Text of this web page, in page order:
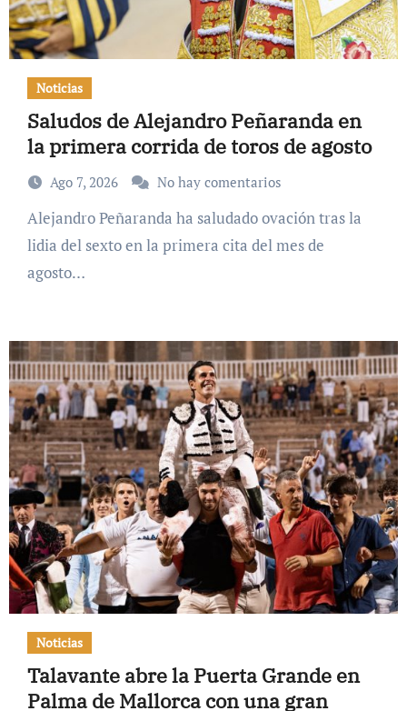
Noticias
Saludos de Alejandro Peñaranda en
la primera corrida de toros de agosto
Ago 7, 2026 No hay comentarios
Alejandro Peñaranda ha saludado ovación tras la
lidia del sexto en la primera cita del mes de
agosto…
Noticias
Talavante abre la Puerta Grande en
Palma de Mallorca con una gran